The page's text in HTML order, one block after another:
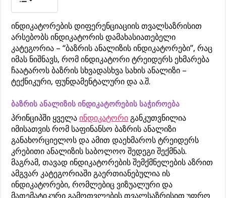
ინდიკატორების დიფერენციაციის თვალსაზრისით
არსებობს ინდიკატორის დამახასიათებელი
კატეგორია – “ბაზრის ანალიზის ინდიკატორები”, რაც
იმას ნიშნავს, რომ ინდიკატორი ტრეიდერს ეხმარება
ჩაატაროს ბაზრის სხვადასხვა სახის ანალიზი –
ტექნიკური, ფუნდამენტალური და ა.შ.
ბაზრის ანალიზის ინდიკატორების საჭიროება
პრინციპში ყველაინდიკატორი განკუთვნილია
იმისათვის რომ საფინანსო ბაზრის ანალიზი
განახორციელოს და ამით დაეხმაროს ტრეიდერს
კრებითი ანალიზის საბოლოო შედეგი შექმნას.
მაგრამ, თავად ინდიკატორების შემქმნელების აზრით
ამგვარ კატეგორიაში გაერთიანებულია ის
ინდიკატორები, რომლებიც ვიზუალური და
მათემატიკური გამოთვლების თვალსაზრისით უფრო